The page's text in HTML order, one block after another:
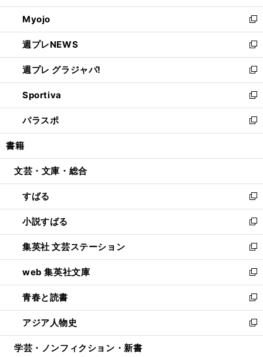
開
く
ウ
で
開
く
ン
ド
ウ
で
開
く
ウ
ィ
ン
ド
ウ
で
開
く
Myojo
新
し
い
ウ
ィ
ン
ド
ウ
で
開
週プレNEWS
新
し
い
ウ
ィ
ン
ド
ウ
開
週プレ グラジャパ!
新
し
い
ウ
ィ
ン
ウ
開
く
Sportiva
新
し
い
ウ
ン
ウ
で
開
く
パラスポ
新
し
ウ
ン
ド
ウ
で
開
く
書籍
文芸・文庫・総合
すばる
新
し
い
ウ
ィ
ン
ド
ウ
で
開
く
小説すばる
新
し
い
ウ
ィ
ン
ド
ウ
で
開
集英社 文芸ステーション
新
し
い
ウ
ィ
ン
ド
ウ
web 集英社文庫
新
し
い
ウ
ィ
ン
青春と読書
新
し
い
ウ
アジア人物史
新
し
学芸・ノンフィクション・新書